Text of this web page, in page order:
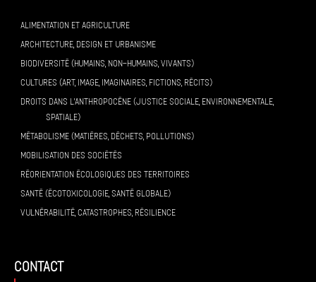
ALIMENTATION ET AGRICULTURE
ARCHITECTURE, DESIGN ET URBANISME
BIODIVERSITÉ (HUMAINS, NON-HUMAINS, VIVANTS)
CULTURES (ART, IMAGE, IMAGINAIRES, FICTIONS, RÉCITS)
DROITS DANS L’ANTHROPOCÈNE (JUSTICE SOCIALE, ENVIRONNEMENTALE,
SPATIALE)
MÉTABOLISME (MATIÈRES, DÉCHETS, POLLUTIONS)
MOBILISATION DES SOCIÉTÉS
RÉORIENTATION ÉCOLOGIQUES DES TERRITOIRES
SANTÉ (ÉCOTOXICOLOGIE, SANTÉ GLOBALE)
VULNÉRABILITÉ, CATASTROPHES, RÉSILIENCE
contact